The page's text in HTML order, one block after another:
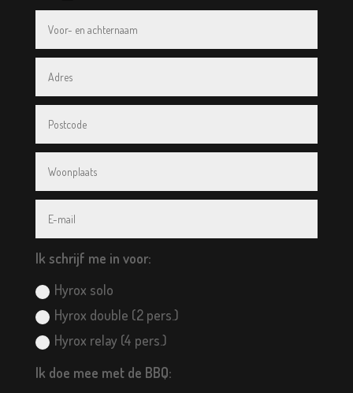
Ik schrijf me in voor:
Hyrox solo
Hyrox double (2 pers.)
Hyrox relay (4 pers.)
Ik doe mee met de BBQ: